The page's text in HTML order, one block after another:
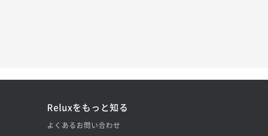
Reluxをもっと知る
よくあるお問い合わせ